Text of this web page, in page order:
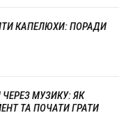
КАПЕЛЮХИ: ПОРАДИ
МУЗИКУ: ЯК
ТА ПОЧАТИ ГРАТИ